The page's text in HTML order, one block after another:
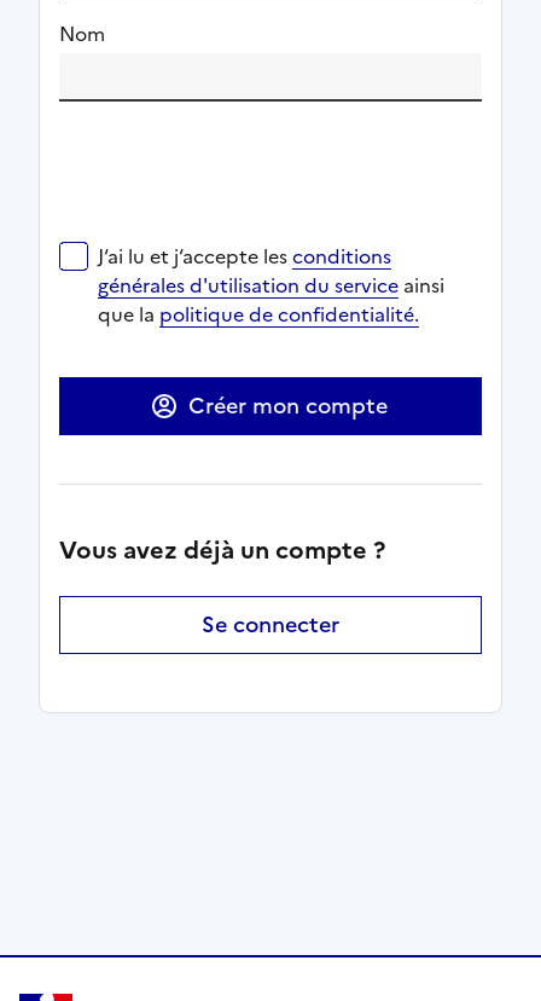
Nom
J‘ai lu et j‘accepte lesconditions générales
Ouverture dans un nouvel onglet
Ouverture dans un nouvel onglet
J‘ai lu et j‘accepte lesconditions
générales d'utilisation du service
Ouverture dans un nouvel onglet
ainsi
que la politique de confidentialité.
Créer mon compte
Vous avez déjà un compte ?
Se connecter